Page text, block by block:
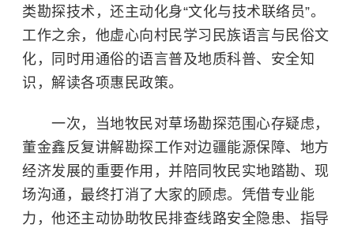
类勘探技术，还主动化身“文化与技术联络员”。
工作之余，他虚心向村民学习民族语言与民俗文
化，同时用通俗的语言普及地质科普、安全知
识，解读各项惠民政策。
一次，当地牧民对草场勘探范围心存疑虑，
董金鑫反复讲解勘探工作对边疆能源保障、地方
经济发展的重要作用，并陪同牧民实地踏勘、现
场沟通，最终打消了大家的顾虑。凭借专业能
力，他还主动协助牧民排查线路安全隐患、指导